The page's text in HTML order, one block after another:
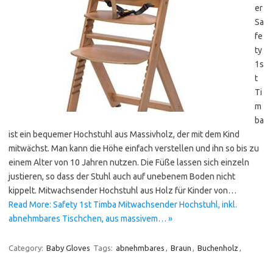
er
Sa
fe
ty
1s
t
Ti
m
ba
ist ein bequemer Hochstuhl aus Massivholz, der mit dem Kind
mitwächst. Man kann die Höhe einfach verstellen und ihn so bis zu
einem Alter von 10 Jahren nutzen. Die Füße lassen sich einzeln
justieren, so dass der Stuhl auch auf unebenem Boden nicht
kippelt. Mitwachsender Hochstuhl aus Holz für Kinder von…
Read More: Safety 1st Timba Mitwachsender Hochstuhl, inkl.
abnehmbares Tischchen, aus massivem… »
Category: Baby Gloves Tags: abnehmbares , Braun , Buchenholz ,